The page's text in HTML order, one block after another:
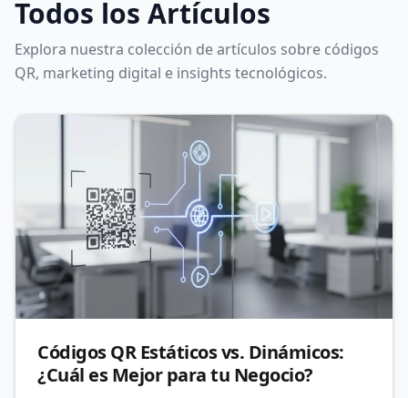
Todos los Artículos
Explora nuestra colección de artículos sobre códigos
QR, marketing digital e insights tecnológicos.
Códigos QR Estáticos vs. Dinámicos:
¿Cuál es Mejor para tu Negocio?